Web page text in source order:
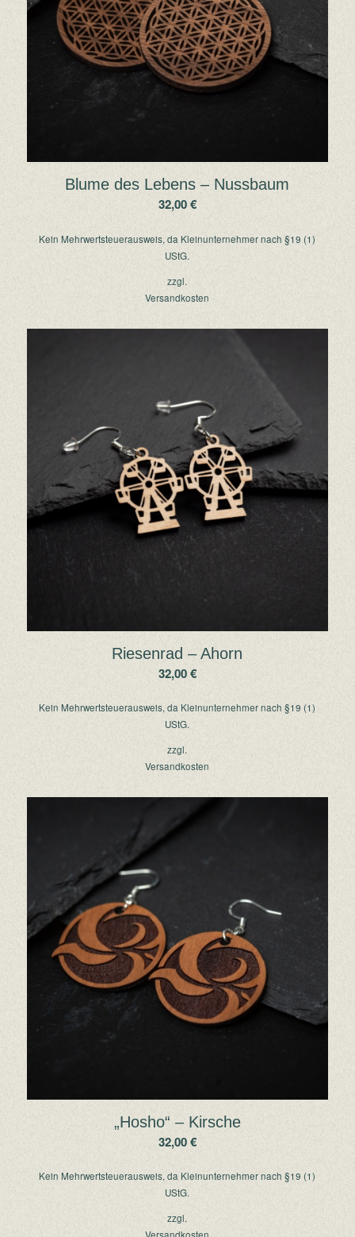
Blume des Lebens – Nussbaum
32,00€
Kein Mehrwertsteuerausweis, da Kleinunternehmer nach §19 (1)
UStG.
zzgl.
Versandkosten
Riesenrad – Ahorn
32,00€
Kein Mehrwertsteuerausweis, da Kleinunternehmer nach §19 (1)
UStG.
zzgl.
Versandkosten
„Hosho“ – Kirsche
32,00€
Kein Mehrwertsteuerausweis, da Kleinunternehmer nach §19 (1)
UStG.
zzgl.